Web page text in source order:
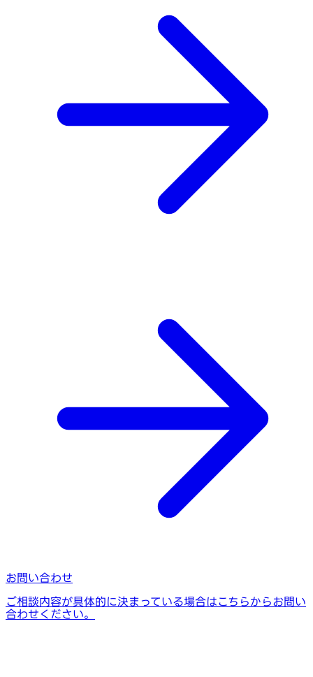
お問い合わせ
ご相談内容が具体的に決まっている場合はこちらからお問い
合わせください。